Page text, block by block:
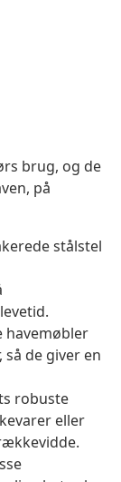
brug, og de
på
stålstel
havemøbler
de giver en
robuste
eller